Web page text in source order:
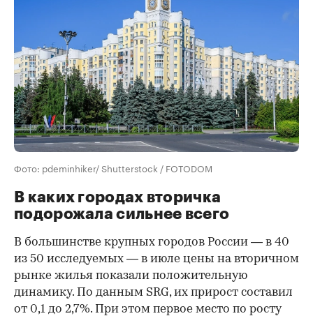
Фото: pdeminhiker/ Shutterstock / FOTODOM
В каких городах вторичка
подорожала сильнее всего
В большинстве крупных городов России — в 40
из 50 исследуемых — в июле цены на вторичном
рынке жилья показали положительную
динамику. По данным SRG, их прирост составил
от 0,1 до 2,7%. При этом первое место по росту